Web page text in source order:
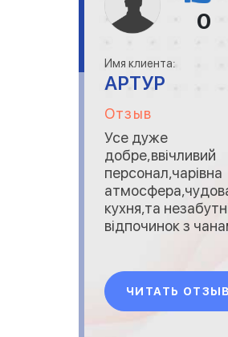
0
Имя клиента:
АРТУР
Отзыв
Усе дуже
добре,ввічливий
персонал,чарівна
кухня,та
відпочинок з
ЧИТАТЬ ОТЗЫВ